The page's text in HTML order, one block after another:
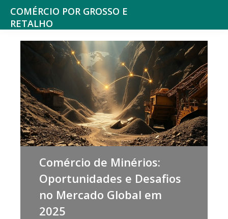
Saltar
para
principal
Skip
main
COMÉRCIO POR GROSSO E
RETALHO
Espaço
sobre
Comércio
Comércio de Minérios:
Oportunidades e Desafios
no Mercado Global em
2025